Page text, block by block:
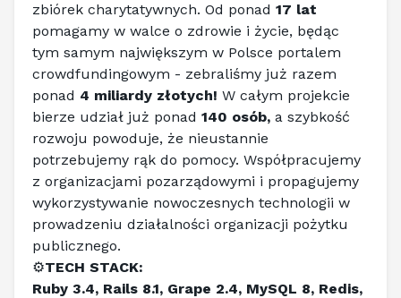
zbiórek charytatywnych. Od ponad
pomagamy w walce o zdrowie i życie, będąc
tym samym największym w Polsce portalem
crowdfundingowym - zebraliśmy już razem
ponad 4 miliardy złotych! W całym projekcie
bierze udział już ponad 140 osób, a szybkość
rozwoju powoduje, że nieustannie
potrzebujemy rąk do pomocy. Współpracujemy
z organizacjami pozarządowymi i propagujemy
wykorzystywanie nowoczesnych technologii w
prowadzeniu działalności organizacji pożytku
publicznego.
⚙️TECH STACK:
Ruby 3.4, Rails 8.1, Grape 2.4, MySQL 8, Redis,